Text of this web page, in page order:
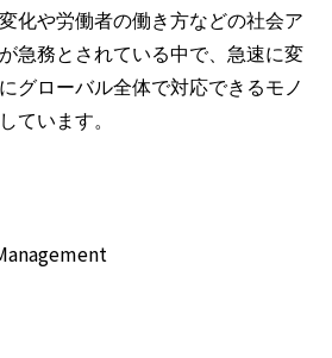
化や労働者の働き方などの社会ア
急務とされている中で、急速に変
グローバル全体で対応できるモノ
ています。